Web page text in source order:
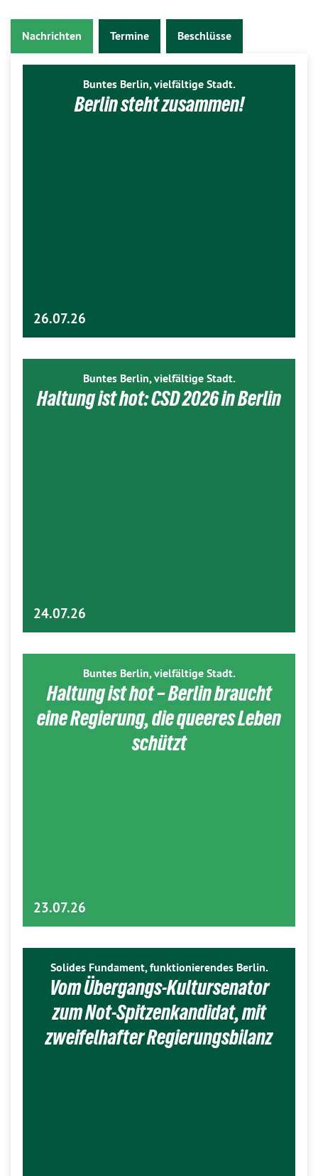
Nachrichten Termine Beschlüsse
Buntes Berlin, vielfältige Stadt.
Berlin steht zusammen!
26.07.26
Buntes Berlin, vielfältige Stadt.
Haltung ist hot: CSD 2026 in Berlin
24.07.26
Buntes Berlin, vielfältige Stadt.
Haltung ist hot – Berlin braucht
eine Regierung, die queeres Leben
schützt
23.07.26
Solides Fundament, funktionierendes Berlin.
Vom Übergangs-Kultursenator
zum Not-Spitzenkandidat, mit
zweifelhafter Regierungsbilanz